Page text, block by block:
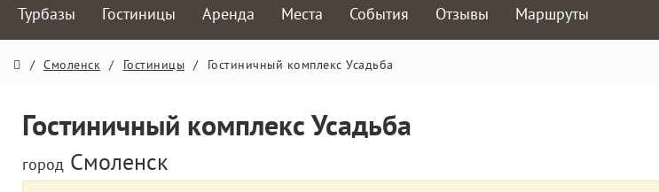
Турбазы Гостиницы Аренда Места События Отзывы Маршруты
/ Смоленск / Гостиницы / Гостиничный комплекс Усадьба
Гостиничный комплекс Усадьба
город Смоленск